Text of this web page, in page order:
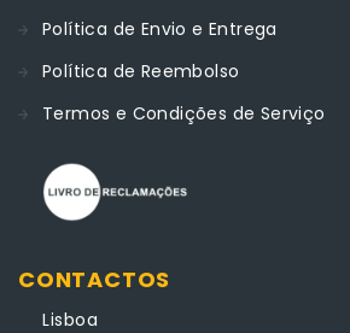
Política de Envio e Entrega
Política de Reembolso
Termos e Condições de Serviço
CONTACTOS
Lisboa